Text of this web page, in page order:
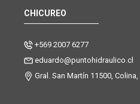
CHICUREO
+569 2007 6277
eduardo@puntohidraulico.cl
Gral. San Martín 11500,